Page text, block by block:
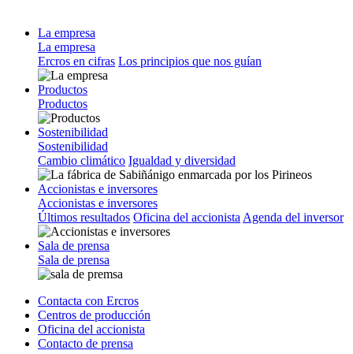
La empresa
La empresa
Ercros en cifras Los principios que nos guían
Productos
Productos
Sostenibilidad
Sostenibilidad
Cambio climático Igualdad y diversidad
Accionistas e inversores
Accionistas e inversores
Últimos resultados Oficina del accionista Agenda del inversor
Sala de prensa
Sala de prensa
Contacta con Ercros
Centros de producción
Oficina del accionista
Contacto de prensa